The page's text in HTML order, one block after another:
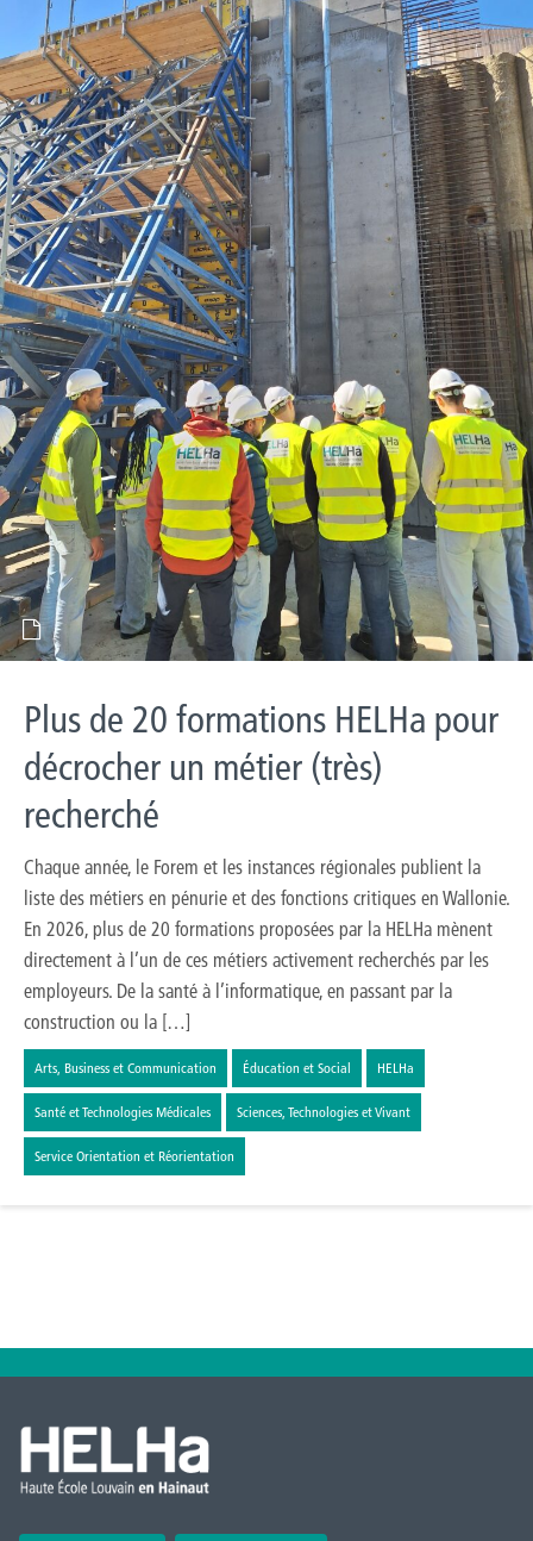
Plus de 20 formations HELHa pour
décrocher un métier (très)
recherché
Chaque année, le Forem et les instances régionales publient la
liste des métiers en pénurie et des fonctions critiques en Wallonie.
En 2026, plus de 20 formations proposées par la HELHa mènent
directement à l’un de ces métiers activement recherchés par les
employeurs. De la santé à l’informatique, en passant par la
construction ou la […]
Arts, Business et Communication Éducation et Social HELHa
Santé et Technologies Médicales Sciences, Technologies et Vivant
Service Orientation et Réorientation